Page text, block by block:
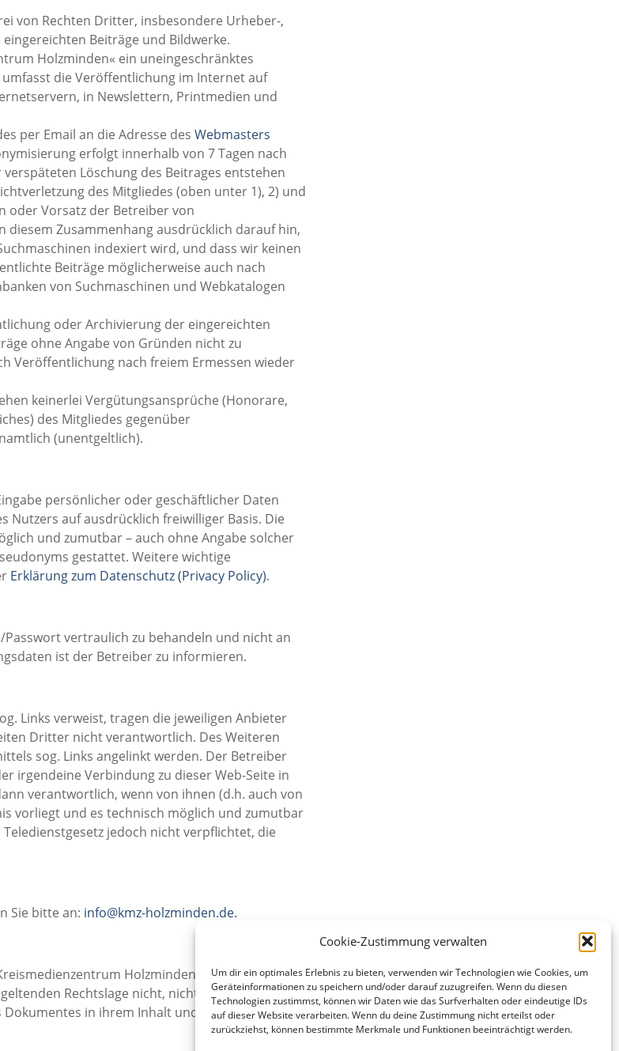
Cookie-Zustimmung verwalten
Um dir ein optimales Erlebnis zu bieten, verwenden wir Technologien wie Cookies, um
Geräteinformationen zu speichern und/oder darauf zuzugreifen. Wenn du diesen
Technologien zustimmst, können wir Daten wie das Surfverhalten oder eindeutige IDs
auf dieser Website verarbeiten. Wenn du deine Zustimmung nicht erteilst oder
zurückziehst, können bestimmte Merkmale und Funktionen beeinträchtigt werden.
von Rechten Dritter, insbesondere Urheber-,
Beiträge und Bildwerke.
Holzminden« ein uneingeschränktes
die Veröffentlichung im Internet auf
in Newslettern, Printmedien und
per Email an die Adresse des Webmasters
erfolgt innerhalb von 7 Tagen nach
Löschung des Beitrages entstehen
des Mitgliedes (oben unter 1), 2) und
oder Vorsatz der Betreiber von
diesem Zusammenhang ausdrücklich darauf hin,
indexiert wird, und dass wir keinen
Beiträge möglicherweise auch nach
von Suchmaschinen und Webkatalogen
oder Archivierung der eingereichten
ohne Angabe von Gründen nicht zu
Veröffentlichung nach freiem Ermessen wieder
keinerlei Vergütungsansprüche (Honorare,
des Mitgliedes gegenüber
(unentgeltlich).
persönlicher oder geschäftlicher Daten
Nutzers auf ausdrücklich freiwilliger Basis. Die
und zumutbar – auch ohne Angabe solcher
gestattet. Weitere wichtige
Erklärung zum Datenschutz (Privacy Policy).
vertraulich zu behandeln und nicht an
ist der Betreiber zu informieren.
Links verweist, tragen die jeweiligen Anbieter
Dritter nicht verantwortlich. Des Weiteren
sog. Links angelinkt werden. Der Betreiber
irgendeine Verbindung zu dieser Web-Seite in
verantwortlich, wenn von ihnen (d.h. auch von
vorliegt und es technisch möglich und zumutbar
jedoch nicht verpflichtet, die
Sie bitte an: info@kmz-holzminden.de.
Holzminden.
Rechtslage nicht, nicht mehr oder nicht
in ihrem Inhalt und ihrer Gültigkeit